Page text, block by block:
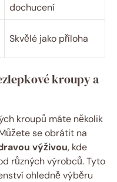
dochucení
Skvělé jako příloha
kroupy a
kroupů máte několik
se obrátit na
výživou, kde
různých výrobců. Tyto
ohledně výběru